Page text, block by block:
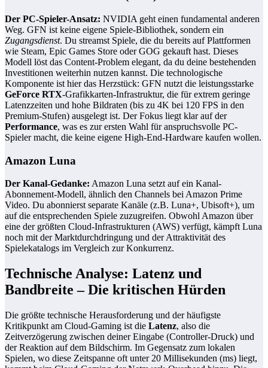
Der PC-Spieler-Ansatz: NVIDIA geht einen fundamental anderen
Weg. GFN ist keine eigene Spiele-Bibliothek, sondern ein
Zugangsdienst. Du streamst Spiele, die du bereits auf Plattformen
wie Steam, Epic Games Store oder GOG gekauft hast. Dieses
Modell löst das Content-Problem elegant, da du deine bestehenden
Investitionen weiterhin nutzen kannst. Die technologische
Komponente ist hier das Herzstück: GFN nutzt die leistungsstarke
GeForce RTX-Grafikkarten-Infrastruktur, die für extrem geringe
Latenzzeiten und hohe Bildraten (bis zu 4K bei 120 FPS in den
Premium-Stufen) ausgelegt ist. Der Fokus liegt klar auf der
Performance, was es zur ersten Wahl für anspruchsvolle PC-
Spieler macht, die keine eigene High-End-Hardware kaufen wollen.
Amazon Luna
Der Kanal-Gedanke: Amazon Luna setzt auf ein Kanal-
Abonnement-Modell, ähnlich den Channels bei Amazon Prime
Video. Du abonnierst separate Kanäle (z.B. Luna+, Ubisoft+), um
auf die entsprechenden Spiele zuzugreifen. Obwohl Amazon über
eine der größten Cloud-Infrastrukturen (AWS) verfügt, kämpft Luna
noch mit der Marktdurchdringung und der Attraktivität des
Spielekatalogs im Vergleich zur Konkurrenz.
Technische Analyse: Latenz und
Bandbreite – Die kritischen Hürden
Die größte technische Herausforderung und der häufigste
Kritikpunkt am Cloud-Gaming ist die Latenz, also die
Zeitverzögerung zwischen deiner Eingabe (Controller-Druck) und
der Reaktion auf dem Bildschirm. Im Gegensatz zum lokalen
Spielen, wo diese Zeitspanne oft unter 20 Millisekunden (ms) liegt,